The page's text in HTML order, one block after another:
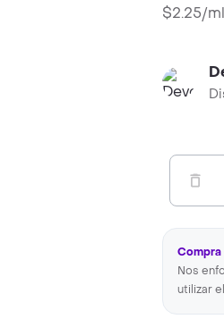
$2.25/ml
Compra
Nos
utilizar